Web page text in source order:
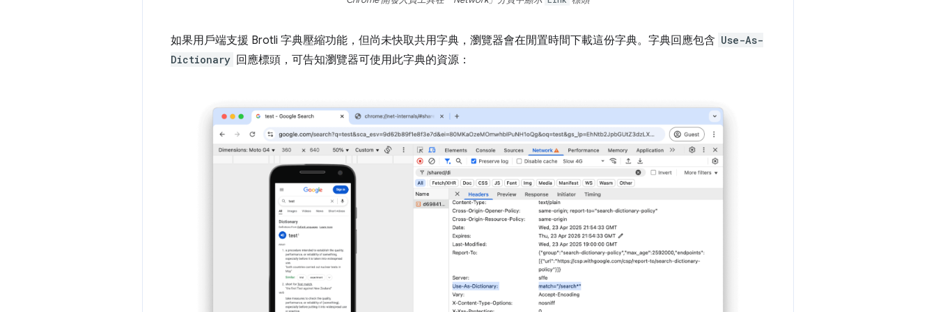
如果用戶端支援 Brotli 字典壓縮功能，但尚未快取共用字典，瀏覽器會在閒置時間下載這份字典。字典回應包含 Use-As-
Dictionary 回應標頭，可告知瀏覽器可使用此字典的資源：